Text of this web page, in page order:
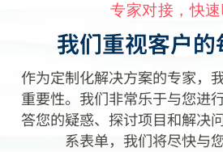
专家对接，快
我们重视客户
作为定制化解决方案的专家，
重要性。我们非常乐于与您进
答您的疑惑、探讨项目和解决
系表单，我们将尽快与